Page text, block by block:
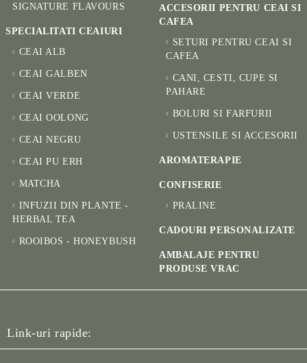
SIGNATURE FLAVOURS
SPECIALITATI CEAIURI
CEAI ALB
CEAI GALBEN
CEAI VERDE
CEAI OOLONG
CEAI NEGRU
CEAI PU ERH
MATCHA
INFUZII DIN PLANTE -
HERBAL TEA
ROOIBOS - HONEYBUSH
ACCESORII PENTRU CEAI SI
CAFEA
SETURI PENTRU CEAI SI
CAFEA
CANI, CESTI, CUPE SI
PAHARE
BOLURI SI FARFURII
USTENSILE SI ACCESORII
AROMATERAPIE
CONFISERIE
PRALINE
CADOURI PERSONALIZATE
AMBALAJE PENTRU
PRODUSE VRAC
Link-uri rapide: